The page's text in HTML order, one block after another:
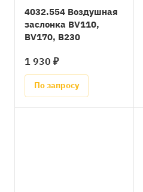
4032.554 Воздушная
заслонка BV110,
BV170, B230
1 930 ₽
По запросу